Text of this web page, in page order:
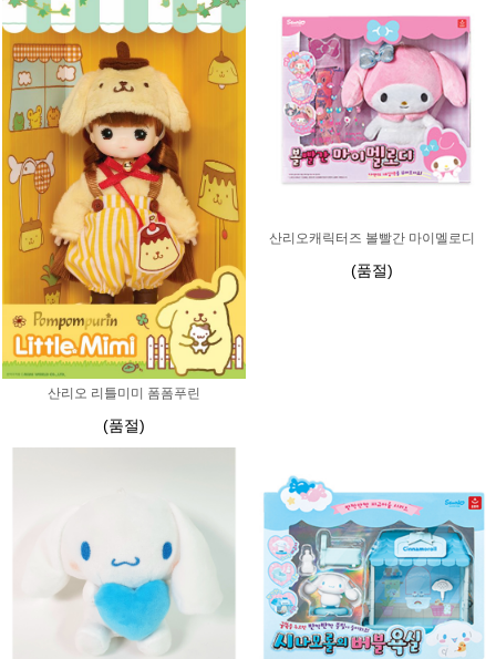
산리오 리틀미미 폼폼푸린
(품절)
산리오캐릭터즈 볼빨간 마이멜로디
(품절)